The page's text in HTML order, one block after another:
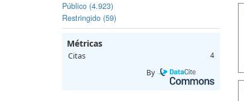
Público (4.923)
Restringido (59)
Métricas
Citas 4
By